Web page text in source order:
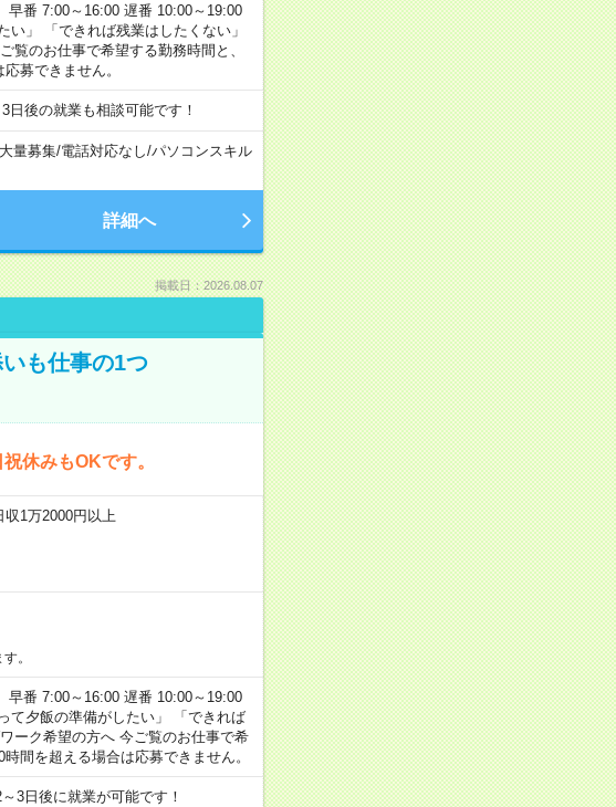
番 7:00～16:00 遅番 10:00～19:00
い」 「できれば残業はしたくない」
のお仕事で希望する勤務時間と、
募できません。
後の就業も相談可能です！
量募集/電話対応なし/パソコンスキル
詳細へ
掲載日：2026.08.07
も仕事の1つ
休みもOKです。
1万2000円以上
。
番 7:00～16:00 遅番 10:00～19:00
て夕飯の準備がしたい」 「できれば
ーク希望の方へ 今ご覧のお仕事で希
間を超える場合は応募できません。
3日後に就業が可能です！